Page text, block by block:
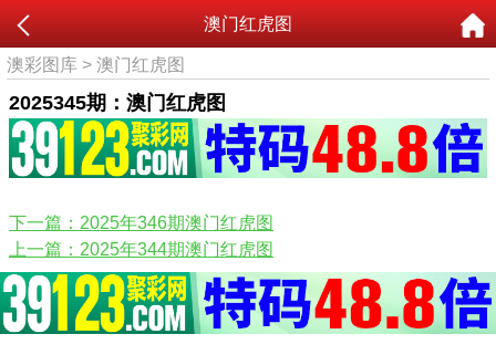
澳门红虎图
澳彩图库 >澳门红虎图
2025345期：澳门红虎图
下一篇：2025年346期澳门红虎图
上一篇：2025年344期澳门红虎图